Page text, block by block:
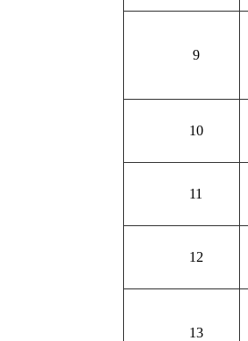
9
10
11
12
13